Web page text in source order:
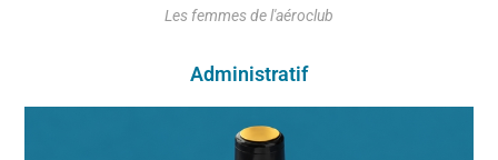
Les femmes de l'aéroclub
Administratif